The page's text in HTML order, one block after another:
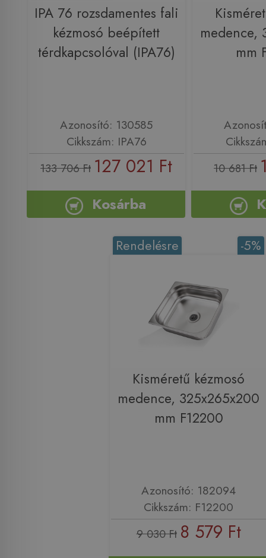
IPA 76 rozsdamentes fali
kézmosó beépített
térdkapcsolóval (IPA76)
Azonosító: 130585
Cikkszám: IPA76
133 706 Ft 127 021 Ft
Kosárba
medence,
mm
10 681 Ft
-5%
Rendelésre
Kisméretű kézmosó
medence, 325x265x200
mm F12200
Azonosító: 182094
Cikkszám: F12200
9 030 Ft 8 579 Ft